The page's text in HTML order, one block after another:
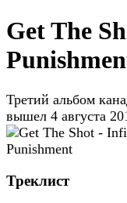
Get The
Третий альбом
вышел 4 августа
Треклист